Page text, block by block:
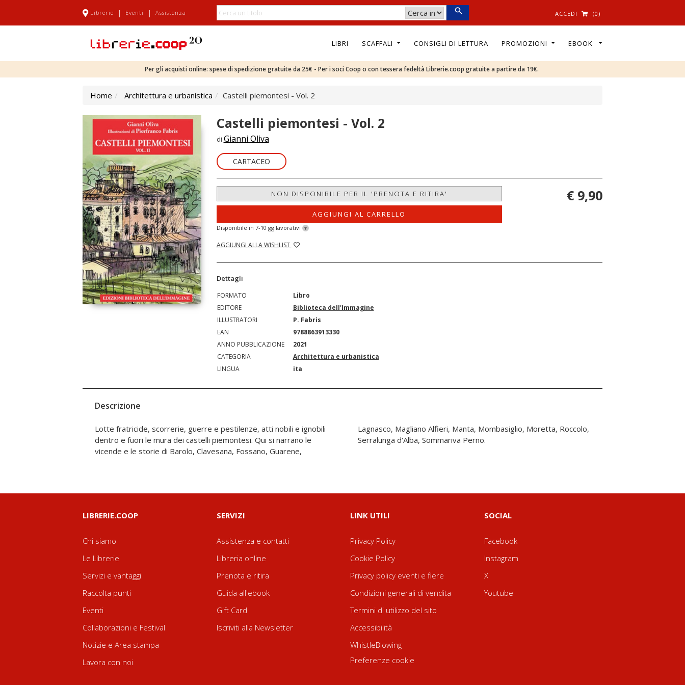
Librerie | Eventi | Assistenza ACCEDI (0)
LIBRI SCAFFALI CONSIGLI DI LETTURA PROMOZIONI EBOOK
Per gli acquisti online: spese di spedizione gratuite da 25€ - Per i soci Coop o con tessera fedeltà Librerie.coop gratuite a partire da 19€.
Home Architettura e urbanistica Castelli piemontesi - Vol. 2
Castelli piemontesi - Vol. 2
di Gianni Oliva
CARTACEO
NON DISPONIBILE PER IL 'PRENOTA E RITIRA'
AGGIUNGI AL CARRELLO
Disponibile in 7-10 gg lavorativi ?
AGGIUNGI ALLA WISHLIST
€ 9,90
Dettagli
FORMATO
Libro
EDITORE
Biblioteca dell'Immagine
ILLUSTRATORI
P. Fabris
EAN
9788863913330
ANNO PUBBLICAZIONE
2021
CATEGORIA
Architettura e urbanistica
LINGUA
ita
Descrizione
Lotte fratricide, scorrerie, guerre e pestilenze, atti nobili e ignobili
dentro e fuori le mura dei castelli piemontesi. Qui si narrano le
vicende e le storie di Barolo, Clavesana, Fossano, Guarene,
Lagnasco, Magliano Alfieri, Manta, Mombasiglio, Moretta, Roccolo,
Serralunga d'Alba, Sommariva Perno.
LIBRERIE.COOP
Chi siamo
Le Librerie
Servizi e vantaggi
Raccolta punti
Eventi
Collaborazioni e Festival
Notizie e Area stampa
Lavora con noi
SERVIZI
Assistenza e contatti
Libreria online
Prenota e ritira
Guida all'ebook
Gift Card
Iscriviti alla Newsletter
LINK UTILI
Privacy Policy
Cookie Policy
Privacy policy eventi e fiere
Condizioni generali di vendita
Termini di utilizzo del sito
Accessibilità
WhistleBlowing
Preferenze cookie
SOCIAL
Facebook
Instagram
X
Youtube